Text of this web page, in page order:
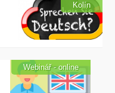
Kolín
Webinář - online